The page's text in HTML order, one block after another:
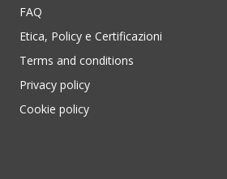
FAQ
Etica, Policy e Certificazioni
Terms and conditions
Privacy policy
Cookie policy